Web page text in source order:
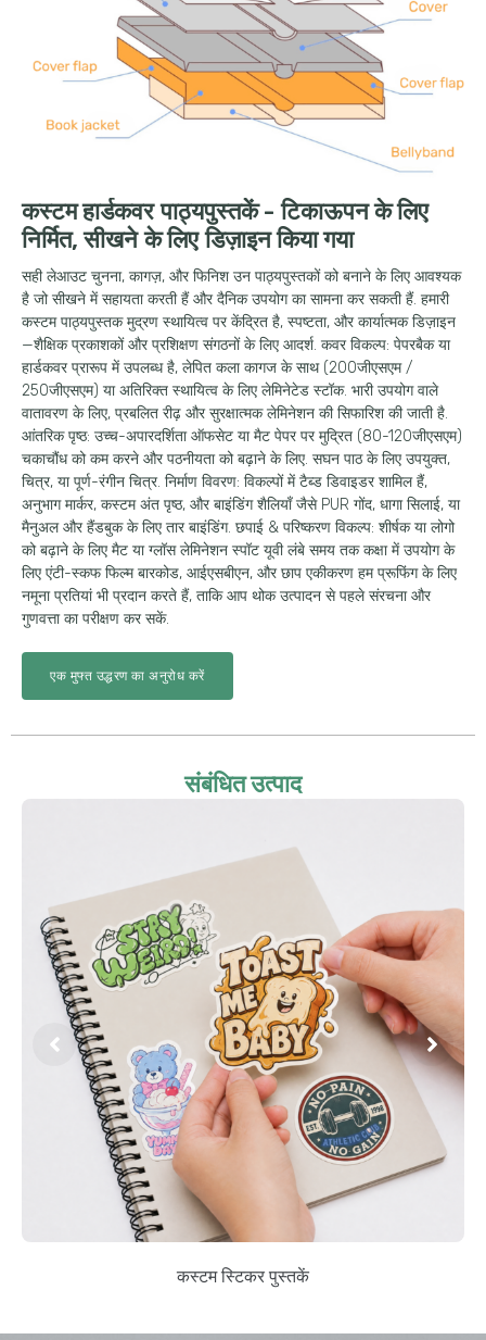
कस्टम हार्डकवर पाठ्यपुस्तकें - टिकाऊपन के लिए
निर्मित, सीखने के लिए डिज़ाइन किया गया
सही लेआउट चुनना, कागज़, और फिनिश उन पाठ्यपुस्तकों को बनाने के लिए आवश्यक
है जो सीखने में सहायता करती हैं और दैनिक उपयोग का सामना कर सकती हैं. हमारी
कस्टम पाठ्यपुस्तक मुद्रण स्थायित्व पर केंद्रित है, स्पष्टता, और कार्यात्मक डिज़ाइन
—शैक्षिक प्रकाशकों और प्रशिक्षण संगठनों के लिए आदर्श. कवर विकल्प: पेपरबैक या
हार्डकवर प्रारूप में उपलब्ध है, लेपित कला कागज के साथ (200जीएसएम /
250जीएसएम) या अतिरिक्त स्थायित्व के लिए लेमिनेटेड स्टॉक. भारी उपयोग वाले
वातावरण के लिए, प्रबलित रीढ़ और सुरक्षात्मक लेमिनेशन की सिफारिश की जाती है.
आंतरिक पृष्ठ: उच्च-अपारदर्शिता ऑफसेट या मैट पेपर पर मुद्रित (80-120जीएसएम)
चकाचौंध को कम करने और पठनीयता को बढ़ाने के लिए. सघन पाठ के लिए उपयुक्त,
चित्र, या पूर्ण-रंगीन चित्र. निर्माण विवरण: विकल्पों में टैब्ड डिवाइडर शामिल हैं,
अनुभाग मार्कर, कस्टम अंत पृष्ठ, और बाइंडिंग शैलियाँ जैसे PUR गोंद, धागा सिलाई, या
मैनुअल और हैंडबुक के लिए तार बाइंडिंग. छपाई & परिष्करण विकल्प: शीर्षक या लोगो
को बढ़ाने के लिए मैट या ग्लॉस लेमिनेशन स्पॉट यूवी लंबे समय तक कक्षा में उपयोग के
लिए एंटी-स्कफ फिल्म बारकोड, आईएसबीएन, और छाप एकीकरण हम प्रूफिंग के लिए
नमूना प्रतियां भी प्रदान करते हैं, ताकि आप थोक उत्पादन से पहले संरचना और
गुणवत्ता का परीक्षण कर सकें.
एक मुफ्त उद्धरण का अनुरोध करें
संबंधित उत्पाद
कस्टम स्टिकर पुस्तकें